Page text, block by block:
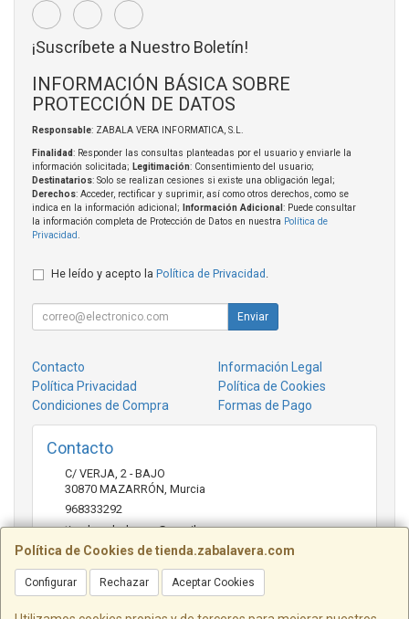
Política de Cookies de tienda.zabalavera.com
Configurar Rechazar Aceptar Cookies
¡Suscríbete a Nuestro Boletín!
INFORMACIÓN BÁSICA SOBRE
PROTECCIÓN DE DATOS
Responsable: ZABALA VERA INFORMATICA, S.L.
Finalidad: Responder las consultas planteadas por el usuario y enviarle la
información solicitada; Legitimación: Consentimiento del usuario;
Destinatarios: Solo se realizan cesiones si existe una obligación legal;
Derechos: Acceder, rectificar y suprimir, así como otros derechos, como se
indica en la información adicional;
Información Adicional : Puede consultar
la información completa de Protección de Datos en nuestra Política de
Privacidad.
He leído y acepto la Política de Privacidad .
Enviar
Contacto
Información Legal
Política Privacidad
Política de Cookies
Condiciones de Compra
Formas de Pago
Contacto
C/ VERJA, 2 - BAJO
30870 MAZARRÓN, Murcia
968333292
tienda.zabalavera@gmail.com
Horario
9:30-14:00 y 17:30-20:00